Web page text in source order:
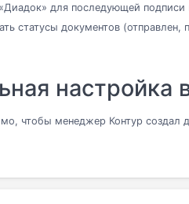
для последующей подписи
статусы документов (отправлен,
настройка
чтобы менеджер Контур создал